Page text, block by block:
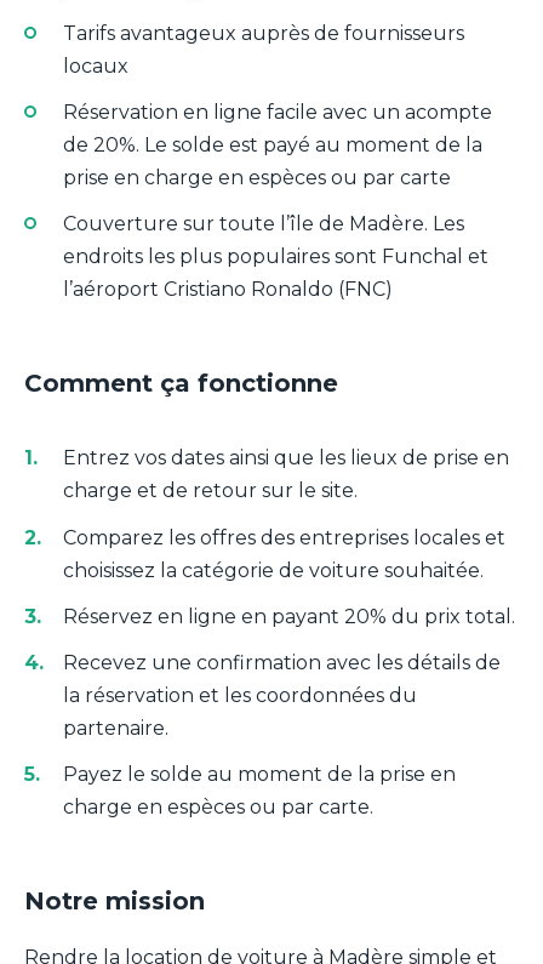
Tarifs avantageux auprès de fournisseurs
locaux
Réservation en ligne facile avec un acompte
de 20%. Le solde est payé au moment de la
prise en charge en espèces ou par carte
Couverture sur toute l’île de Madère. Les
endroits les plus populaires sont Funchal et
l’aéroport Cristiano Ronaldo (FNC)
Comment ça fonctionne
Entrez vos dates ainsi que les lieux de prise en
charge et de retour sur le site.
Comparez les offres des entreprises locales et
choisissez la catégorie de voiture souhaitée.
Réservez en ligne en payant 20% du prix total.
Recevez une confirmation avec les détails de
la réservation et les coordonnées du
partenaire.
Payez le solde au moment de la prise en
charge en espèces ou par carte.
Notre mission
Rendre la location de voiture à Madère simple et